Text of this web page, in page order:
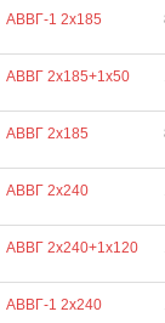
АВВГ-1 2х185
АВВГ 2х185+1х50
АВВГ 2х185
АВВГ 2х240
АВВГ 2х240+1х120
АВВГ-1 2х240